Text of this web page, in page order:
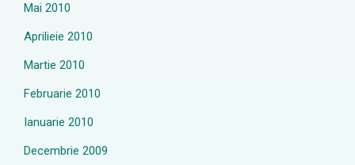
Mai 2010
Aprilieie 2010
Martie 2010
Februarie 2010
Ianuarie 2010
Decembrie 2009